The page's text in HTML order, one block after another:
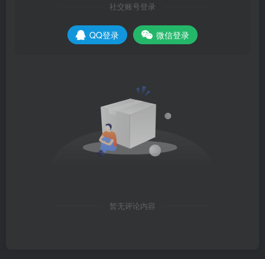
社交账号登录
QQ登录 微信登录
暂无评论内容